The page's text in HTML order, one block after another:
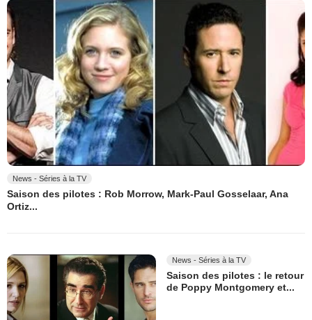
News - Séries à la TV
Saison des pilotes : Rob Morrow, Mark-Paul Gosselaar, Ana
Ortiz...
News - Séries à la TV
Saison des pilotes : le retour
de Poppy Montgomery et...